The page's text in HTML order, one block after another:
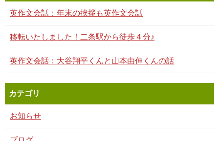
英作文会話：年末の挨拶も英作文会話
移転いたしました！二条駅から徒歩４分♪
英作文会話：大谷翔平くんと山本由伸くんの話
カテゴリ
お知らせ